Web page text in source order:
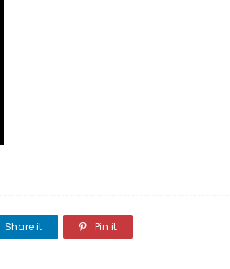
Share it Pin it